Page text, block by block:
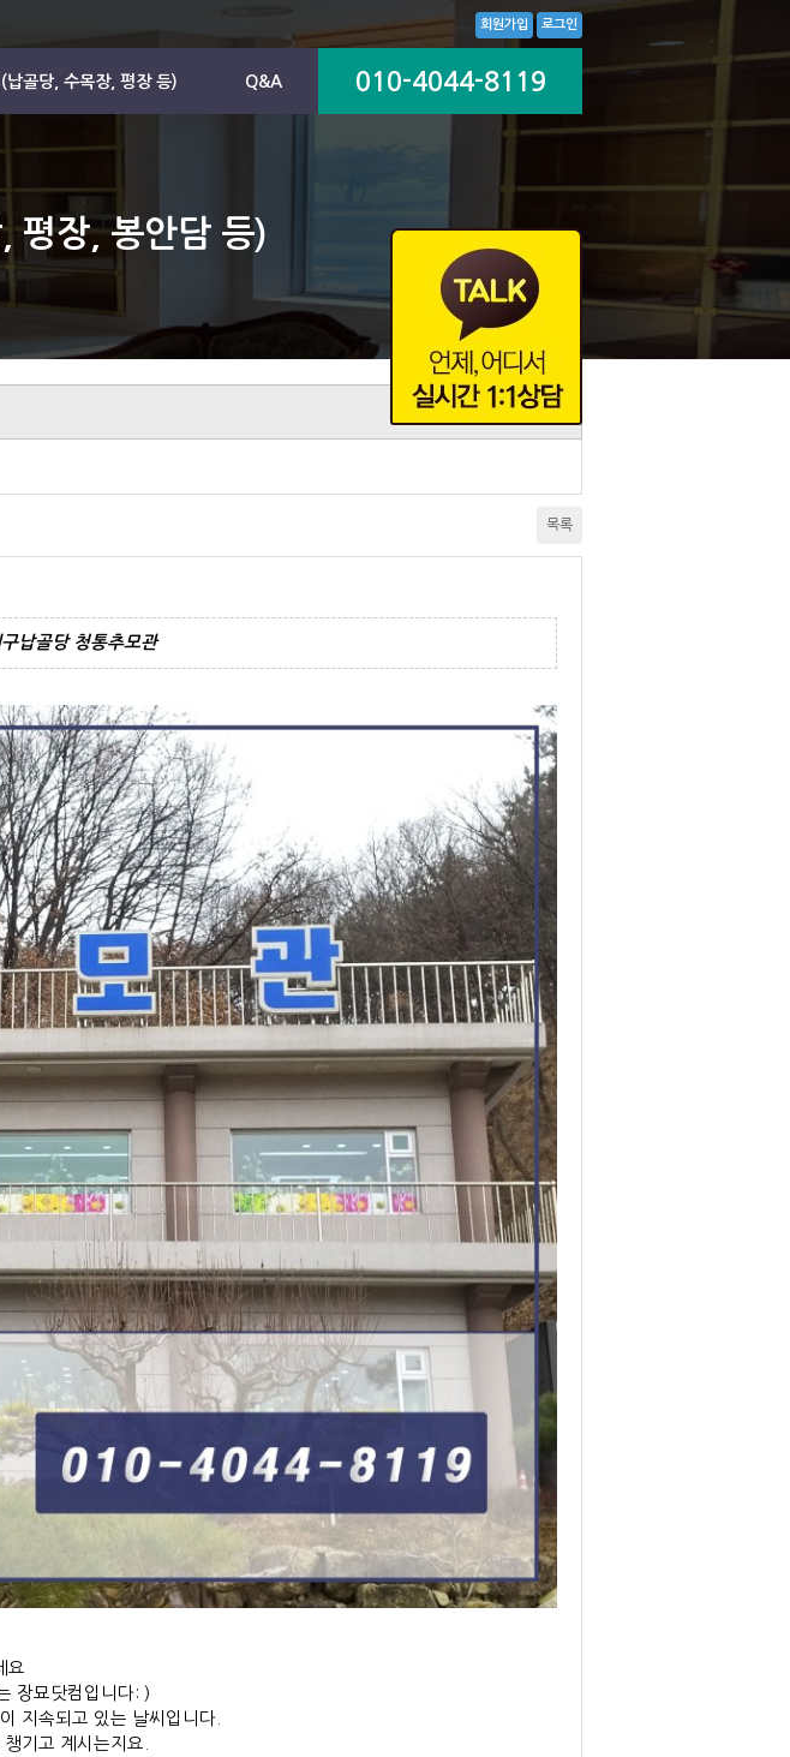
납골당, 수목장, 평장 등) Q&A 010-4044-8119
회원가입 로그인
평장, 봉안담 등)
목록
납골당 청통추모관
요
장묘닷컴입니다: )
지속되고 있는 날씨입니다.
기고 계시는지요.